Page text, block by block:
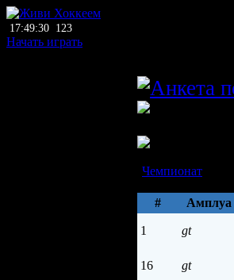
17:49:30 123
Начать играть
Чемпионат
#
Амплуа
1 gt
16 gt